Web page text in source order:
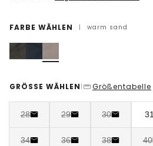
FARBE WÄHLEN | warm sand
GRÖSSE WÄHLEN | Größentabelle
28 29 30 31
34 36 38 40